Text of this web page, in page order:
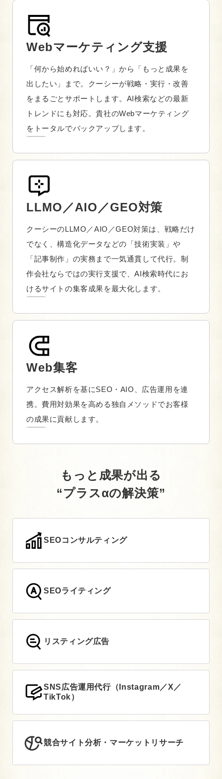
Webマーケティング支援
「何から始めればいい？」から「もっと成果を
出したい」まで。クーシーが戦略・実行・改善
をまるごとサポートします。AI検索などの最新
トレンドにも対応。貴社のWebマーケティング
をトータルでバックアップします。
LLMO／AIO／GEO対策
クーシーのLLMO／AIO／GEO対策は、戦略だけ
でなく、構造化データなどの「技術実装」や
「記事制作」の実務まで一気通貫して代行。制
作会社ならではの実行支援で、AI検索時代にお
けるサイトの集客成果を最大化します。
Web集客
アクセス解析を基にSEO・AIO、広告運用を連
携。費用対効果を高める独自メソッドでお客様
の成果に貢献します。
もっと成果が出る
“プラスαの解決策”
SEOコンサルティング
SEOライティング
リスティング広告
SNS広告運用代行（Instagram／X／
TikTok）
競合サイト分析・マーケットリサーチ